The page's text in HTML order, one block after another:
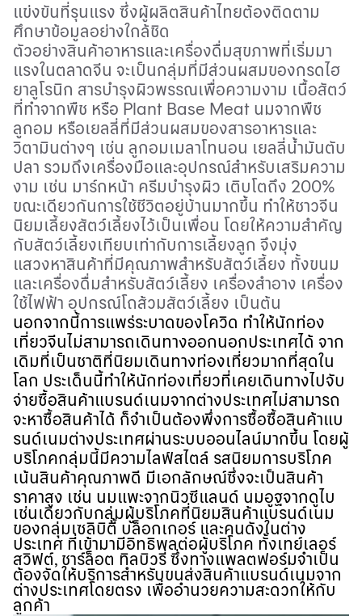
แข่งขันที่รุนแรง ซึ่งผู้ผลิตสินค้าไทยต้องติดตาม
ศึกษาข้อมูลอย่างใกล้ชิด
ตัวอย่างสินค้าอาหารและเครื่องดื่มสุขภาพที่เริ่มมา
แรงในตลาดจีน จะเป็นกลุ่มที่มีส่วนผสมของกรดไฮ
ยาลูโรนิก สารบำรุงผิวพรรณเพื่อความงาม เนื้อสัตว์
ที่ทำจากพืช หรือ Plant Base Meat นมจากพืช
ลูกอม หรือเยลลี่ที่มีส่วนผสมของสารอาหารและ
วิตามินต่างๆ เช่น ลูกอมเมลาโทนอน เยลลี่น้ำมันตับ
ปลา รวมถึงเครื่องมือและอุปกรณ์สำหรับเสริมความ
งาม เช่น มาร์กหน้า ครีมบำรุงผิว เติบโตถึง 200%
ขณะเดียวกันการใช้ชีวิตอยู่บ้านมากขึ้น ทำให้ชาวจีน
นิยมเลี้ยงสัตว์เลี้ยงไว้เป็นเพื่อน โดยให้ความสำคัญ
กับสัตว์เลี้ยงเทียบเท่ากับการเลี้ยงลูก จึงมุ่ง
แสวงหาสินค้าที่มีคุณภาพสำหรับสัตว์เลี้ยง ทั้งขนม
และเครื่องดื่มสำหรับสัตว์เลี้ยง เครื่องสำอาง เครื่อง
ใช้ไฟฟ้า อุปกรณ์โถส้วมสัตว์เลี้ยง เป็นต้น
นอกจากนี้การแพร่ระบาดของโควิด ทำให้นักท่อง
เที่ยวจีนไม่สามารถเดินทางออกนอกประเทศได้ จาก
เดิมที่เป็นชาติที่นิยมเดินทางท่องเที่ยวมากที่สุดใน
โลก ประเด็นนี้ทำให้นักท่องเที่ยวที่เคยเดินทางไปจับ
จ่ายซื้อสินค้าแบรนด์เนมจากต่างประเทศไม่สามารถ
จะหาซื้อสินค้าได้ ก็จำเป็นต้องพึ่งการซื้อซื้อสินค้าแบ
รนด์เนมต่างประเทศผ่านระบบออนไลน์มากขึ้น โดยผู้
บริโภคกลุ่มนี้มีความไลฟ์สไตล์ รสนิยมการบริโภค
เน้นสินค้าคุณภาพดี มีเอกลักษณ์ซึ่งจะเป็นสินค้า
ราคาสูง เช่น นมแพะจากนิวซีแลนด์ นมอูฐจากดูไบ
เช่นเดียวกับกลุ่มผู้บริโภคที่นิยมสินค้าแบรนด์เนม
ของกลุ่มเซลิบิตี้ บล็อกเกอร์ และคนดังในต่าง
ประเทศ ที่เข้ามามีอิทธิพลต่อผู้บริโภค ทั้งเทย์เลอร์
สวิฟต์, ชาร์ล็อต ทิลบิวรี่ ซึ่งทางแพลตฟอร์มจำเป็น
ต้องจัดให้บริการสำหรับขนส่งสินค้าแบรนด์เนมจาก
ต่างประเทศโดยตรง เพื่ออำนวยความสะดวกให้กับ
ลูกค้า